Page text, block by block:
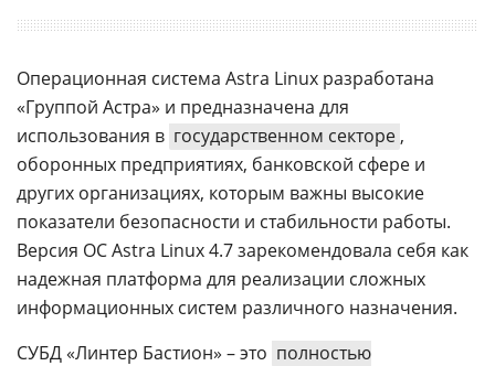
Операционная система Astra Linux разработана
«Группой Астра» и предназначена для
использования в государственном секторе ,
оборонных предприятиях, банковской сфере и
других организациях, которым важны высокие
показатели безопасности и стабильности работы.
Версия ОС Astra Linux 4.7 зарекомендовала себя как
надежная платформа для реализации сложных
информационных систем различного назначения.
СУБД «Линтер Бастион» – это полностью